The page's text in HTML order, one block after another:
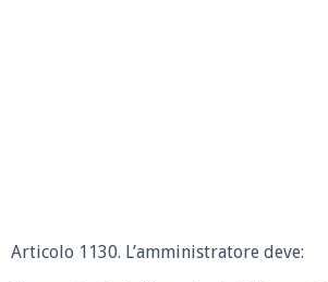
Articolo 1130. L’amministratore deve: